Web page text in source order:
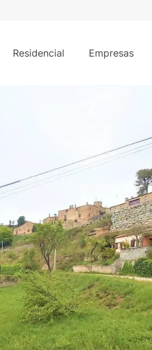
Residencial Empresas
de casi 500m² en venta